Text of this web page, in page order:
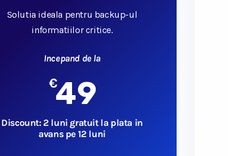
Solutia ideala pentru backup-ul
informatiilor critice.
Incepand de la
€49
Discount: 2 luni gratuit la plata in
avans pe 12 luni